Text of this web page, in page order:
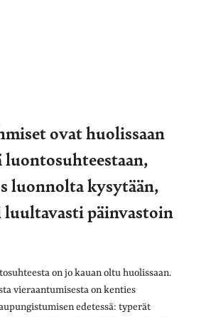
ovat huolissaan
luontosuhteestaan,
luonnolta kysytään,
luultavasti päinvastoin
on jo kauan oltu huolissaan.
vieraantumisesta on kenties
edetessä: typerät